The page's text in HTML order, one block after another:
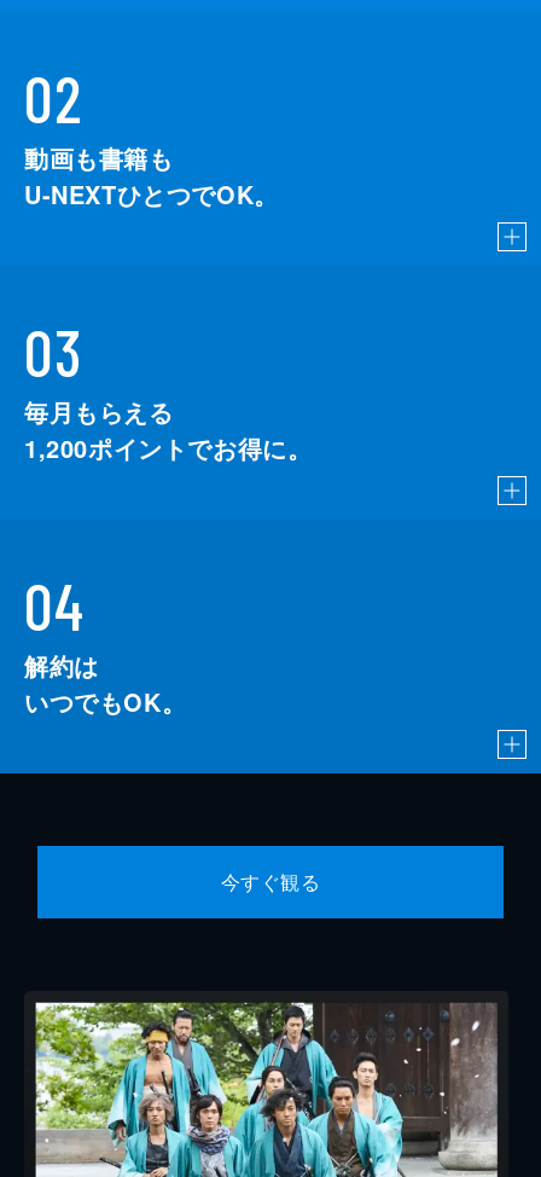
02
動画も書籍も
U-NEXTひとつでOK。
03
毎月もらえる
1,200ポイントでお得に。
04
解約は
いつでもOK。
今すぐ観る